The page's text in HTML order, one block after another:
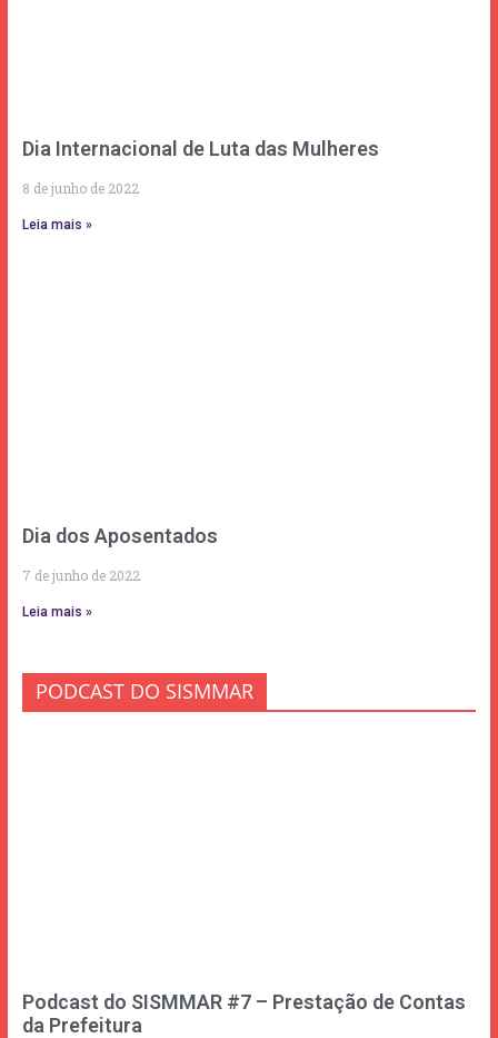
Dia Internacional de Luta das Mulheres
8 de junho de 2022
Leia mais »
Dia dos Aposentados
7 de junho de 2022
Leia mais »
PODCAST DO SISMMAR
Podcast do SISMMAR #7 – Prestação de Contas
da Prefeitura